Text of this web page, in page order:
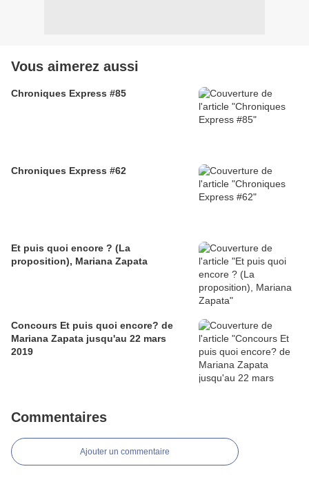
Vous aimerez aussi
Chroniques Express #85
Chroniques Express #62
Et puis quoi encore ? (La
proposition), Mariana Zapata
Concours Et puis quoi encore? de
Mariana Zapata jusqu'au 22 mars
2019
Commentaires
Ajouter un commentaire